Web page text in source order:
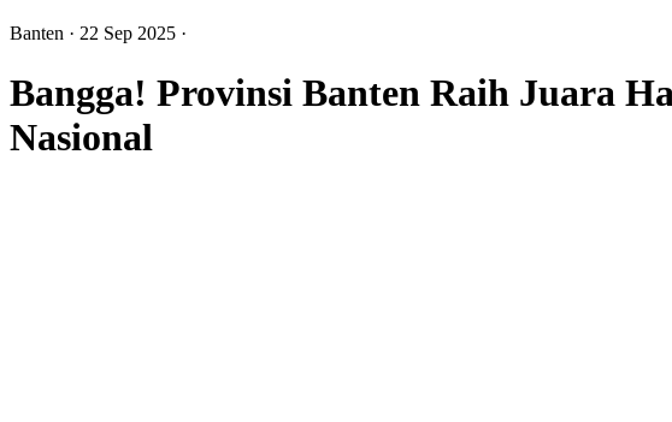
Banten · 22 Sep 2025 ·
Bangga! Provinsi Banten Raih Juara
Nasional